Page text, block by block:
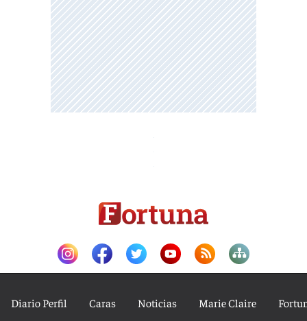
Diario Perfil Caras Noticias Marie Claire